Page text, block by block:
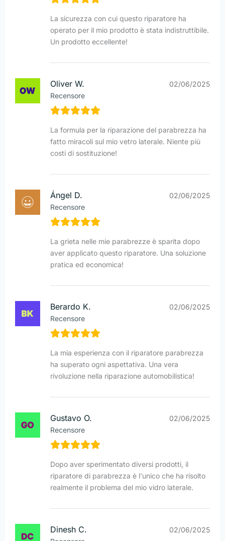
La sicurezza con cui questo riparatore ha
operato per il mio prodotto è stata indistruttibile.
Un prodotto eccellente!
Oliver W.
Recensore
02/06/2025
La formula per la riparazione del parabrezza ha
fatto miracoli sul mio vetro laterale. Niente più
costi di sostituzione!
Ángel D.
Recensore
02/06/2025
La grieta nelle mie parabrezze è sparita dopo
aver applicato questo riparatore. Una soluzione
pratica ed economica!
Berardo K.
Recensore
02/06/2025
La mia esperienza con il riparatore parabrezza
ha superato ogni aspettativa. Una vera
rivoluzione nella riparazione automobilistica!
Gustavo O.
Recensore
02/06/2025
Dopo aver sperimentato diversi prodotti, il
riparatore di parabrezza è l'unico che ha risolto
realmente il problema del mio vidro laterale.
Dinesh C. 02/06/2025